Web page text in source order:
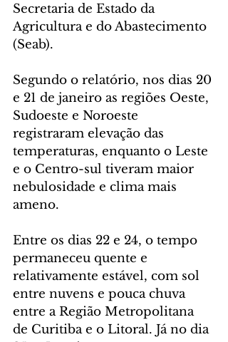
Secretaria de Estado da
Agricultura e do Abastecimento
(Seab).
Segundo o relatório, nos dias 20
e 21 de janeiro as regiões Oeste,
Sudoeste e Noroeste
registraram elevação das
temperaturas, enquanto o Leste
e o Centro-sul tiveram maior
nebulosidade e clima mais
ameno.
Entre os dias 22 e 24, o tempo
permaneceu quente e
relativamente estável, com sol
entre nuvens e pouca chuva
entre a Região Metropolitana
de Curitiba e o Litoral. Já no dia